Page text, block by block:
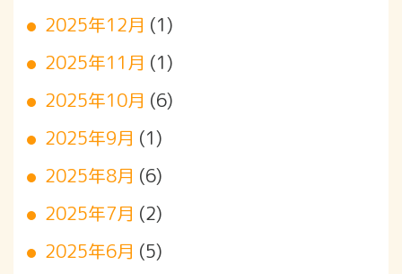
2025年12月 (1)
2025年11月 (1)
2025年10月 (6)
2025年9月 (1)
2025年8月 (6)
2025年7月 (2)
2025年6月 (5)